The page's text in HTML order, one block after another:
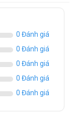
0 Đánh giá
0 Đánh giá
0 Đánh giá
0 Đánh giá
0 Đánh giá